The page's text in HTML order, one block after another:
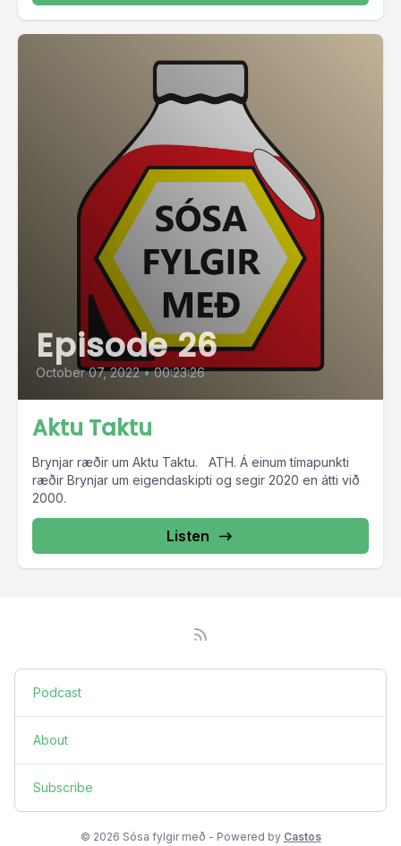
Episode 26
October 07, 2022 • 00:23:26
Aktu Taktu
Brynjar ræðir um Aktu Taktu. ATH. Á einum tímapunkti
ræðir Brynjar um eigendaskipti og segir 2020 en átti við
2000.
Listen
Podcast
About
Subscribe
© 2026 Sósa fylgir með - Powered by Castos